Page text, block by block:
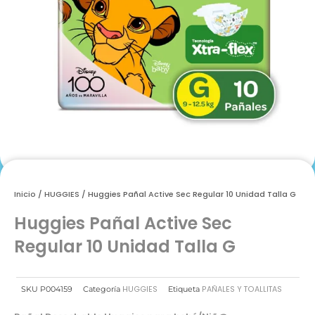
Inicio / HUGGIES / Huggies Pañal Active Sec Regular 10 Unidad Talla G
Huggies Pañal Active Sec
Regular 10 Unidad Talla G
SKU P004159 Categoría HUGGIES Etiqueta PAÑALES Y TOALLITAS